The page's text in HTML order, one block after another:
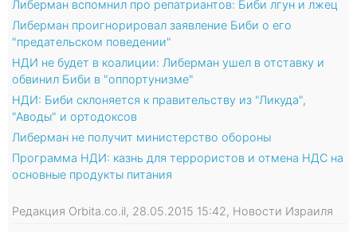
Либерман вспомнил про репатриантов: Биби лгун и лжец
Либерман проигнорировал заявление Биби о его
"предательском поведении"
НДИ не будет в коалиции: Либерман ушел в отставку и
обвинил Биби в "оппортунизме"
НДИ: Биби склоняется к правительству из "Ликуда",
"Аводы" и ортодоксов
Либерман не получит министерство обороны
Программа НДИ: казнь для террористов и отмена НДС на
основные продукты питания
Редакция Orbita.co.il, 28.05.2015 15:42, Новости Израиля